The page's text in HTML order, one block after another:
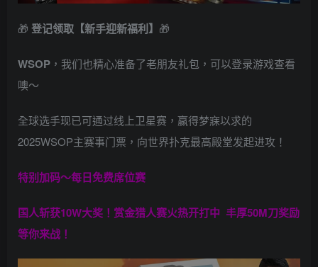
🎁 登记领取【新手迎新福利】 🎁
WSOP ，我们也精心准备了老朋友礼包，可以登录游戏查看
噢～
全球选手现已可通过线上卫星赛，赢得梦寐以求的
2025WSOP主赛事门票，向世界扑克最高殿堂发起进攻！
特别加码～每日免费席位赛
国人斩获10W大奖！ 赏金猎人赛火热开打中 丰厚50M刀奖励
等你来战！